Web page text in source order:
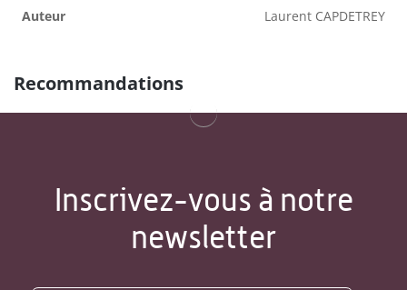
Auteur Laurent CAPDETREY
Recommandations
Inscrivez-vous à notre
newsletter